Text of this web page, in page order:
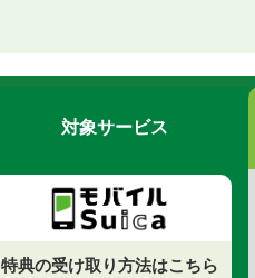
対象サービス
特典の受け取り方法はこちら